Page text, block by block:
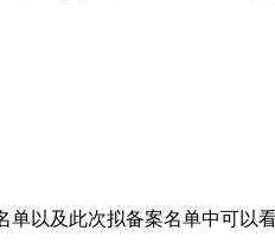
以及此次拟备案名单中可以